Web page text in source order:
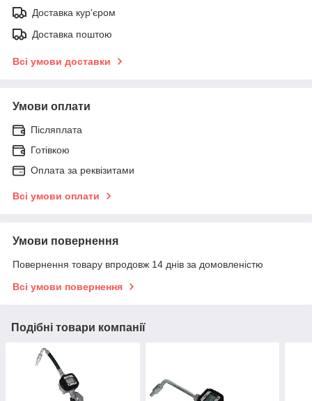
Доставка кур'єром
Доставка поштою
Всі умови доставки
Умови оплати
Післяплата
Готівкою
Оплата за реквізитами
Всі умови оплати
Умови повернення
Повернення товару впродовж 14 днів за домовленістю
Всі умови повернення
Подібні товари компанії